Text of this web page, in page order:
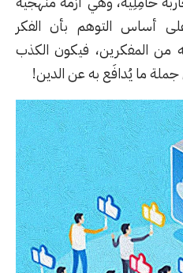
أساس التوهم بأن الفكر
من المفكرين، فيكون الكذب
ما يُدافَع به عن الدين!